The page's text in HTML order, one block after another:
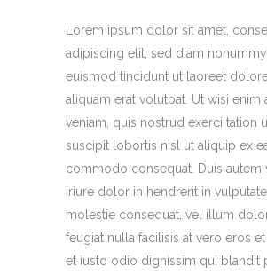
Lorem ipsum dolor sit amet,
adipiscing elit, sed diam
euismod tincidunt ut laoreet
aliquam erat volutpat. Ut wisi enim
veniam, quis nostrud exerci tation
suscipit lobortis nisl ut aliquip ex
commodo consequat. Duis autem
iriure dolor in hendrerit in
molestie consequat, vel illum
feugiat nulla facilisis at vero eros
et iusto odio dignissim qui blandit